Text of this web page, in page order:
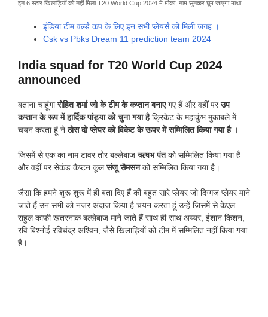
इन 6 स्टार खिलाड़ियों को नहीं मिला T20 World Cup 2024 में मौका, नाम सुनकर घूम जाएगा माथा
इंडिया टीम वर्ल्ड कप के लिए इन सभी प्लेयर्स को मिली जगह ।
Csk vs Pbks Dream 11 prediction team 2024
India squad for T20 World Cup 2024
announced
बताना चाहूंगारोहित शर्मा जो के टीम के कप्तान बनाएगए हैं और वहीं परउप
कप्तान के रूप में हार्दिक पांड्या को चुना गया हैक्रिकेट के महाकुंभ मुकाबले में
चयन करता हूं नेठोस दो प्लेयर को विकेट के ऊपर में सम्मिलित किया गया है।
जिसमें से एक का नाम टावर तोर बल्लेबाजऋषभ पंतको सम्मिलित किया गया है
और वहीं पर सेकंड कैप्टन कूलसंजू सैमसनको सम्मिलित किया गया है।
जैसा कि हमने शुरू शुरू में ही बता दिए हैं की बहुत सारे प्लेयर जो दिग्गज प्लेयर माने
जाते हैं उन सभी को नजर अंदाज किया है चयन करता हूं उन्हें जिसमें से केएल
राहुल काफी खतरनाक बल्लेबाज माने जाते हैं साथ ही साथ अय्यर, ईशान किशन,
रवि बिश्नोई रविचंद्र अश्विन, जैसे खिलाड़ियों को टीम में सम्मिलित नहीं किया गया
है ।